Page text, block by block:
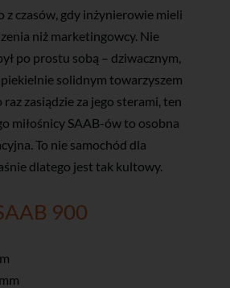
z czasów, gdy inżynierowie mieli
niż marketingowcy. Nie
po prostu sobą – dziwacznym,
solidnym towarzyszem
zasiądzie za jego sterami, ten
miłośnicy SAAB-ów to osobna
To nie samochód dla
dlatego jest tak kultowy.
900